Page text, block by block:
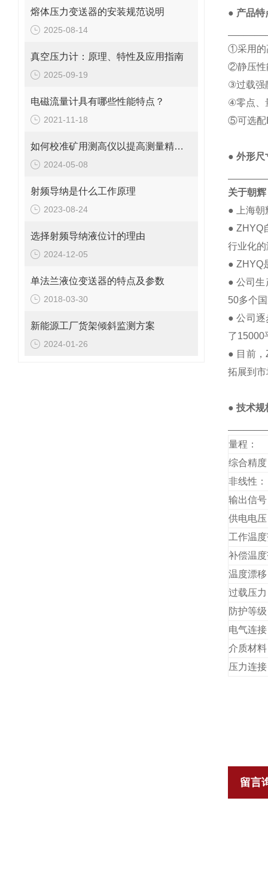
熔体压力变送器的安装规范说明
2025-08-14
真空压力计：原理、特性及应用指南
2025-09-19
电磁流量计具有哪些性能特点？
2021-11-18
如何校准矿用测高仪以提高测量精度？
2024-05-08
射频导纳是什么工作原理
2023-08-24
选择射频导纳液位计的理由
2024-12-05
单法兰液位变送器的特点及参数
2018-03-30
新能源工厂货架倾斜监测方案
2024-01-26
● 产品特
①采用的
②静压性
③过载强
④零点、
⑤可选配
● 外形尺
关于朝辉
● 上海朝
● ZHYQ
行业化
● ZHYQ
● 公司生
50多个
● 公司
了15000
● 目前
拓展到
● 技术规
量程：
综合精
非线性：
输出信
供电电
工作温
补偿温
温度漂移
过载压
防护等级
电气连
介质材
压力连
留言